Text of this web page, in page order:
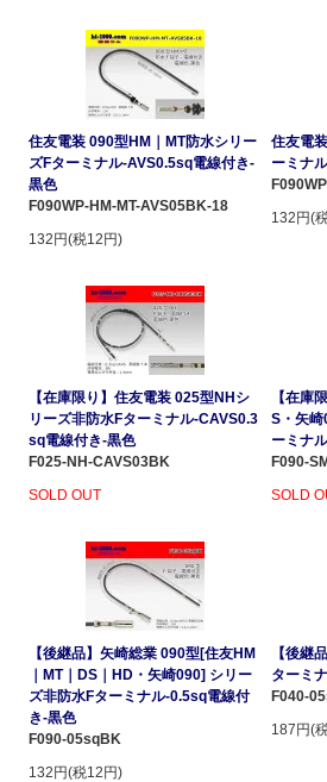
住友電装 090型HM｜MT防水シリー
ズFターミナル-AVS0.5sq電線付き-
黒色
F090WP-HM-MT-AVS05BK-18
132円(税12円)
住友電
ーミナ
132円(
【在庫限り】住友電装 025型NHシ
リーズ非防水Fターミナル-CAVS0.3
sq電線付き-黒色
F025-NH-CAVS03BK
SOLD OUT
【在庫
S・矢
ーミナ
F090-
SOLD
【後継品】矢崎総業 090型[住友HM
｜MT｜DS｜HD・矢崎090] シリー
ズ非防水Fターミナル-0.5sq電線付
き-黒色
F090-05sqBK
132円(税12円)
【後継
ターミ
F040-
187円(